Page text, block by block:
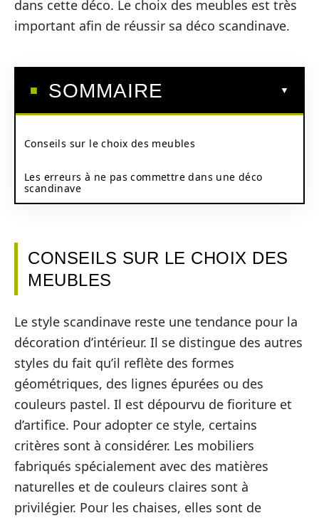
dans cette déco. Le choix des meubles est très
important afin de réussir sa déco scandinave.
SOMMAIRE
Conseils sur le choix des meubles
Les erreurs à ne pas commettre dans une déco
scandinave
CONSEILS SUR LE CHOIX DES
MEUBLES
Le style scandinave reste une tendance pour la
décoration d’intérieur. Il se distingue des autres
styles du fait qu’il reflète des formes
géométriques, des lignes épurées ou des
couleurs pastel. Il est dépourvu de fioriture et
d’artifice. Pour adopter ce style, certains
critères sont à considérer. Les mobiliers
fabriqués spécialement avec des matières
naturelles et de couleurs claires sont à
privilégier. Pour les chaises, elles sont de